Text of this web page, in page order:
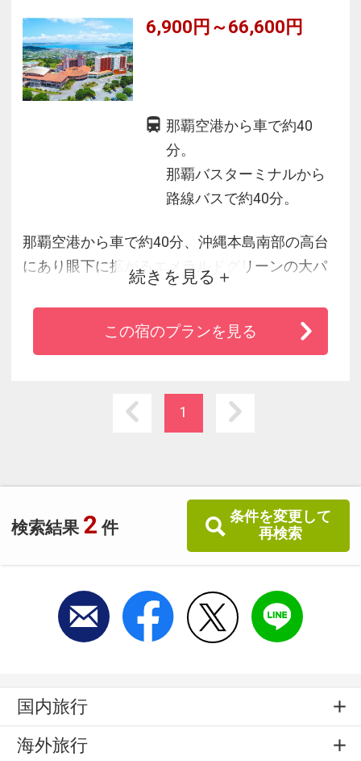
検索結果 2 件
条件を変更して
再検索
6,900円～66,600円
那覇空港から車で約40
分。
那覇バスターミナルから
路線バスで約40分。
那覇空港から車で約40分、沖縄本島南部の高台
にあり眼下に拡がるエメラルドグリーンの大パ
・地元食材にこだわったお料理
・天然温泉、スポーツ施設、プールなども充実
に囲まれ南部観光に最適
続きを見る
この宿のプランを見る
1
国内旅行
海外旅行